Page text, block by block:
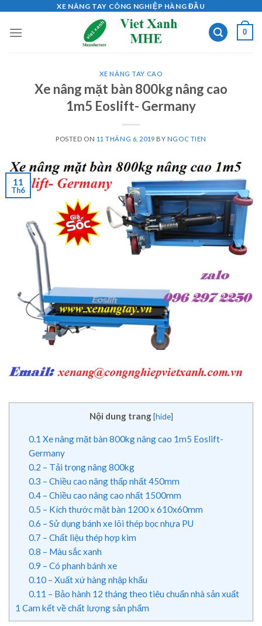
content
XE NÂNG TAY CÔNG NGHIỆP HÀNG ĐẦU
0
XE NÂNG TAY CAO
Xe nâng mặt bàn 800kg nâng cao
1m5 Eoslift- Germany
POSTED ON 11 THÁNG 6, 2019 BY NGOC TIEN
11
Th6
Nội dung trang [hide]
0.1 Xe nâng mặt bàn 800kg nâng cao 1m5 Eoslift-
Germany
0.2 – Tải trọng nâng 800kg
0.3 – Chiều cao nâng thấp nhất 450mm
0.4– Chiều cao nâng cao nhất 1500mm
0.5 – Kích thước mặt bàn 1200 x 610x60mm
0.6 – Sử dụng bánh xe lõi thép bọc nhựa PU
0.7 – Chất liệu thép hợp kim
0.8 – Màu sắc xanh
0.9 – Có phanh bánh xe
0.10– Xuất xứ hàng nhập khẩu
0.11 – Bảo hành 12 tháng theo tiêu chuẩn nhà sản xuất
1 Cam kết về chất lượng sản phẩm